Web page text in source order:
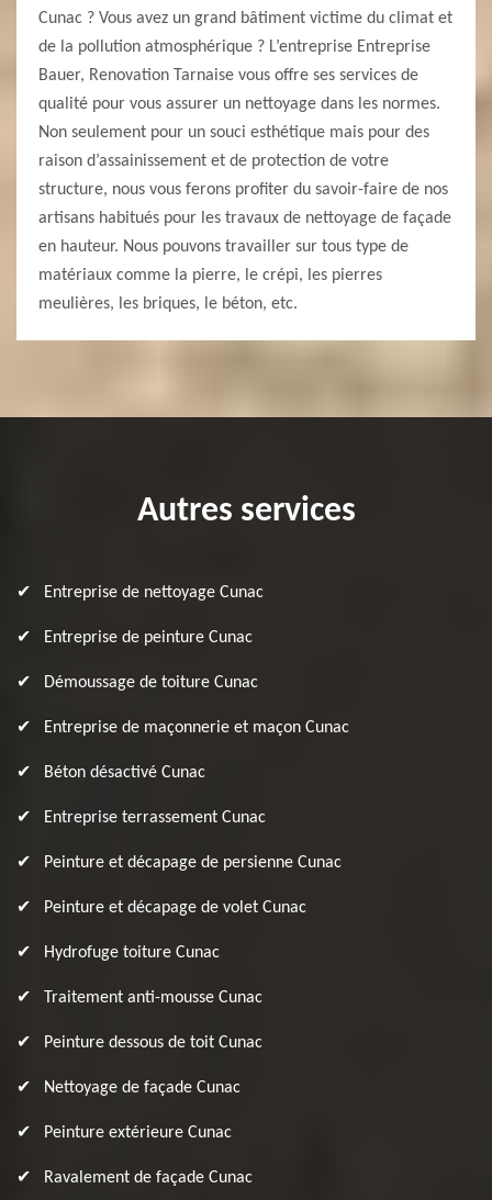
Cunac ? Vous avez un grand bâtiment victime du climat et
de la pollution atmosphérique ? L’entreprise Entreprise
Bauer, Renovation Tarnaise vous offre ses services de
qualité pour vous assurer un nettoyage dans les normes.
Non seulement pour un souci esthétique mais pour des
raison d’assainissement et de protection de votre
structure, nous vous ferons profiter du savoir-faire de nos
artisans habitués pour les travaux de nettoyage de façade
en hauteur. Nous pouvons travailler sur tous type de
matériaux comme la pierre, le crépi, les pierres
meulières, les briques, le béton, etc.
Autres services
Entreprise de nettoyage Cunac
Entreprise de peinture Cunac
Démoussage de toiture Cunac
Entreprise de maçonnerie et maçon Cunac
Béton désactivé Cunac
Entreprise terrassement Cunac
Peinture et décapage de persienne Cunac
Peinture et décapage de volet Cunac
Hydrofuge toiture Cunac
Traitement anti-mousse Cunac
Peinture dessous de toit Cunac
Nettoyage de façade Cunac
Peinture extérieure Cunac
Ravalement de façade Cunac